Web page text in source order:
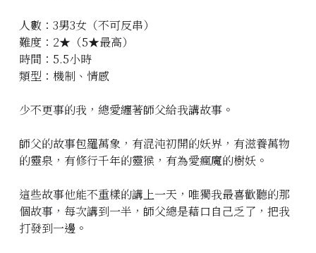
Instagram
搜索
人數：3男3女（不可反串）
難度：2★（5★最高）
時間：5.5小時
類型：機制、情感
少不更事的我，總愛纏著師父給我講故事。
師父的故事包羅萬象，有混沌初開的妖界，有滋養萬物
的靈泉，有修行千年的靈猴，有為愛瘋魔的樹妖。
這些故事他能不重樣的講上一天，唯獨我最喜歡聽的那
個故事，每次講到一半，師父總是藉口自己乏了，把我
打發到一邊。